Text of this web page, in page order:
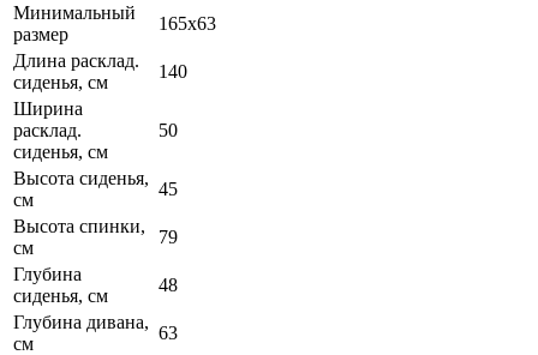
Минимальный
размер
165х63
Длина расклад.
сиденья, см
140
Ширина
расклад.
сиденья, см
50
Высота сиденья,
см
45
Высота спинки,
см
79
Глубина
сиденья, см
48
Глубина дивана,
см
63